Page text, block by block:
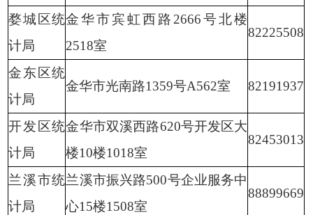
婺城区统
计局
金华市宾虹西路2666号北楼
2518室
82225508
金东区统
计局
金华市光南路1359号A562室 82191937
开发区统
计局
金华市双溪西路620号开发区大
楼10楼1018室
82453013
兰溪市统
计局
兰溪市振兴路500号企业服务中
心15楼1508室
88899669